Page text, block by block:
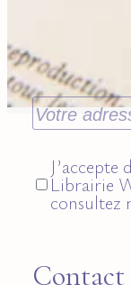
Recevoir
Librairie
consultez
Contact